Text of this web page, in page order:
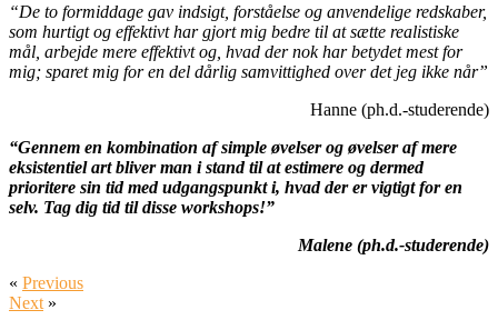
“De to formiddage gav indsigt, forståelse og anvendelige redskaber,
som hurtigt og effektivt har gjort mig bedre til at sætte realistiske
mål, arbejde mere effektivt og, hvad der nok har betydet mest for
mig; sparet mig for en del dårlig samvittighed over det jeg ikke når”
Hanne (ph.d.-studerende)
“Gennem en kombination af simple øvelser og øvelser af mere
eksistentiel art bliver man i stand til at estimere og dermed
prioritere sin tid med udgangspunkt i, hvad der er vigtigt for en
selv. Tag dig tid til disse workshops!”
Malene (ph.d.-studerende)
« Previous
Next »